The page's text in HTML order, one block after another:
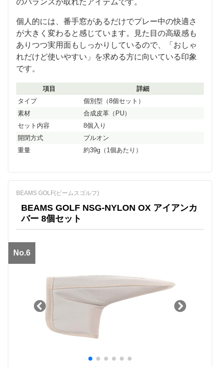
のバランスが取れたアイテムです。
個人的には、番手窓があるだけでプレー中の快適さ
が大きく変わると感じています。見た目の高級感も
ありつつ実用面もしっかりしているので、「おしゃ
れだけど使いやすい」を求める方に向いている印象
です。
項目
詳細
タイプ
個別型（8個セット）
素材
合成皮革（PU）
セット内容
8個入り
開閉方式
プルオン
重量
約39g（1個あたり）
BEAMS GOLF(ビームスゴルフ)
BEAMS GOLF NSG-NYLON OX アイアンカ
バー 8個セット
No.6